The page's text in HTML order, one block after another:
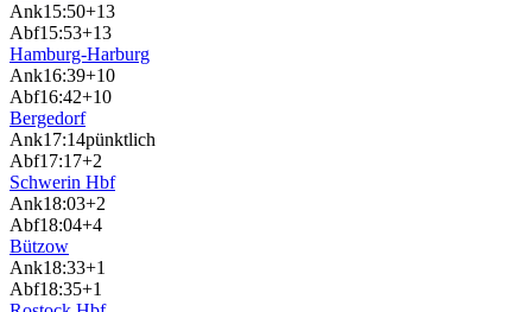
Ank15:50+13
Abf15:53+13
Hamburg-Harburg
Ank16:39+10
Abf16:42+10
Bergedorf
Ank17:14pünktlich
Abf17:17+2
Schwerin Hbf
Ank18:03+2
Abf18:04+4
Bützow
Ank18:33+1
Abf18:35+1